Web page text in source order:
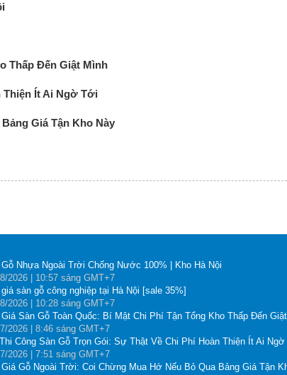
Thấp Đến Giật Mình
Thiện Ít Ai Ngờ Tới
Giá Tận Kho Này
Nhựa Ngoài Trời Chống Nước 100% | Kho Hà Nội
/2026 | 10:57 sáng GMT+7
giá sàn gỗ công nghiệp tại Hà Nội [sale 35%]
/2026 | 10:28 sáng GMT+7
Giá Sàn Gỗ Toàn Quốc: Bí Mật Chi Phí Tận Tổng Kho Thấp Đến
/2026 | 8:46 sáng GMT+7
Công Sàn Gỗ Trọn Gói: Sự Thật Về Chi Phí Hoàn Thiện Ít Ai
/2026 | 7:51 sáng GMT+7
Giá Gỗ Ngoài Trời: Coi Chừng Mua Hớ Nếu Bỏ Qua Bảng Giá Tận